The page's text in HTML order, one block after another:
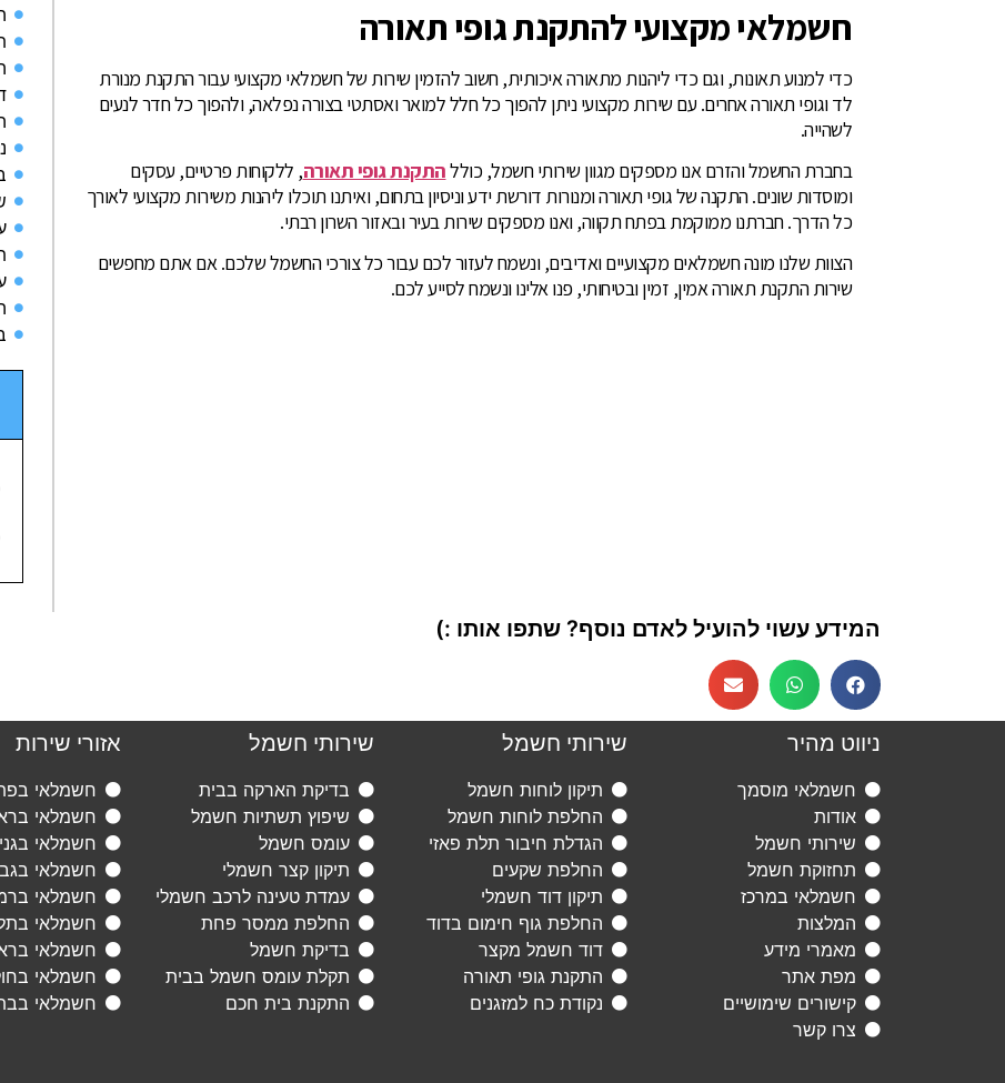
חשמלאי מקצועי להתקנת גופי תאורה
כדי למנוע תאונות, וגם כדי ליהנות מתאורה איכותית, חשוב להזמין שירות של חשמלאי מקצועי עבור התקנת מנורת
לד וגופי תאורה אחרים. עם שירות מקצועי ניתן להפוך כל חלל למואר ואסתטי בצורה נפלאה, ולהפוך כל חדר לנעים
לשהייה.
בחברת החשמל והזרם אנו מספקים מגוון שירותי חשמל, כוללהתקנת גופי תאורה, ללקוחות פרטיים, עסקים
ומוסדות שונים. התקנה של גופי תאורה ומנורות דורשת ידע וניסיון בתחום, ואיתנו תוכלו ליהנות משירות מקצועי לאורך
כל הדרך. חברתנו ממוקמת בפתח תקווה, ואנו מספקים שירות בעיר ובאזור השרון רבתי.
הצוות שלנו מונה חשמלאים מקצועיים ואדיבים, ונשמח לעזור לכם עבור כל צורכי החשמל שלכם. אם אתם מחפשים
שירות התקנת תאורה אמין, זמין ובטיחותי, פנו אלינו ונשמח לסייע לכם.
המידע עשוי להועיל לאדם נוסף? שתפו אותו :)
ניווט מהיר
חשמלאי מוסמך
אודות
שירותי חשמל
תחזוקת חשמל
חשמלאי במרכז
המלצות
מאמרי מידע
מפת אתר
קישורים שימושיים
צרו קשר
שירותי חשמל
תיקון לוחות חשמל
החלפת לוחות חשמל
הגדלת חיבור תלת פאזי
החלפת שקעים
תיקון דוד חשמלי
החלפת גוף חימום בדוד
דוד חשמל מקצר
התקנת גופי תאורה
נקודת כח למזגנים
שירותי חשמל
בדיקת הארקה בבית
שיפוץ תשתיות חשמל
עומס חשמל
תיקון קצר חשמלי
עמדת טעינה לרכב חשמלי
החלפת ממסר פחת
בדיקת חשמל
תקלת עומס חשמל בבית
התקנת בית חכם
אזורי שירות
חשמלאי
חשמלאי
חשמלאי
חשמלאי
חשמלאי
חשמלאי
חשמלאי
חשמלאי
חשמלאי